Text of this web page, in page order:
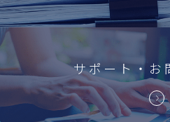
サポート・お